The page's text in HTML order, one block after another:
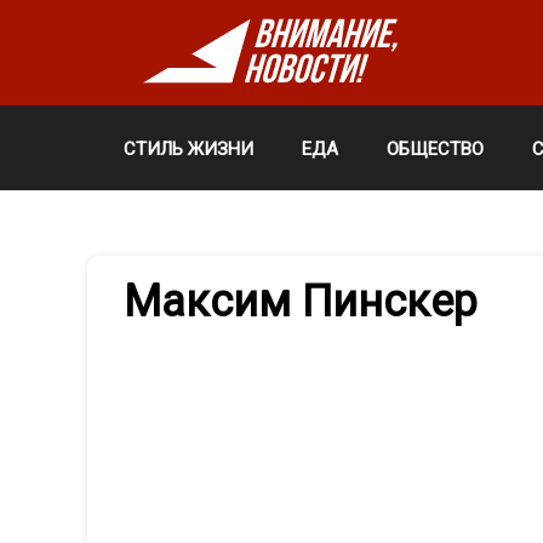
СТИЛЬ ЖИЗНИ ЕДА ОБЩЕСТВО
Максим Пинскер